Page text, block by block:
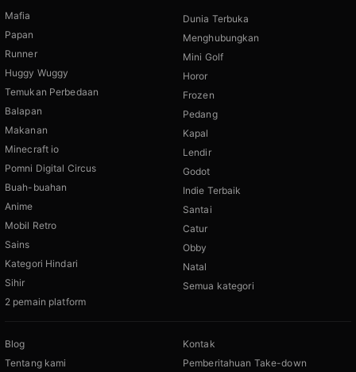
Mafia
Papan
Runner
Huggy Wuggy
Temukan Perbedaan
Balapan
Makanan
Minecraft io
Pomni Digital Circus
Buah-buahan
Anime
Mobil Retro
Sains
Kategori Hindari
Sihir
2 pemain platform
Dunia Terbuka
Menghubungkan
Mini Golf
Horor
Frozen
Pedang
Kapal
Lendir
Godot
Indie Terbaik
Santai
Catur
Obby
Natal
Semua kategori
Blog
Tentang kami
Kontak
Pemberitahuan Take-down